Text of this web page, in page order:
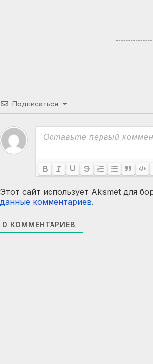
Подписаться
Этот сайт использует Akismet для
данные комментариев.
0 КОММЕНТАРИЕВ